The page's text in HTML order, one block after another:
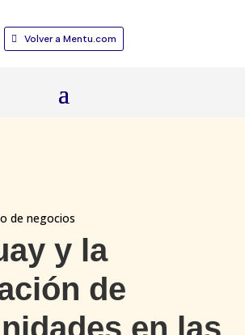
Volver a Mentu.com
de negocios
y la
de
en las